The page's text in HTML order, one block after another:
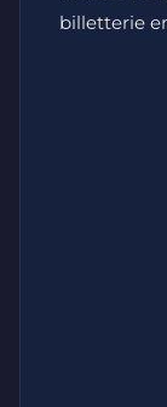
billetterie